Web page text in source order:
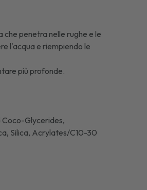
penetra nelle rughe e le
l'acqua e riempiendo le
più profonde.
Glycerides,
Silica, Acrylates/C10-30